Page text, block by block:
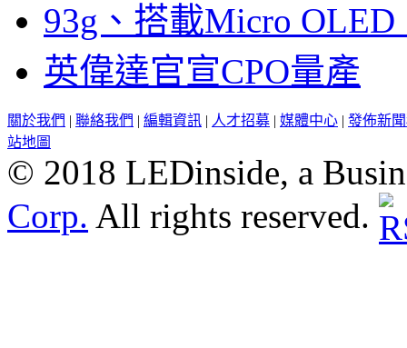
93g、搭載Micro
英偉達官宣CPO量產
關於我們 | 聯絡我們 | 編輯資訊 | 人才招募 | 媒體中心 | 發佈新
站地圖
© 2018 LEDinside, a
Corp. All rights reserved.